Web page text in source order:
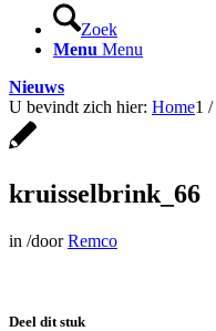
Zoek
Menu Menu
Nieuws
U bevindt zich hier: Home1 /
kruisselbrink_66
in /doorRemco
Deel dit stuk